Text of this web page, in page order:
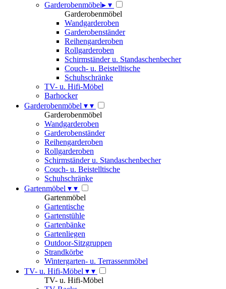
Garderobenmöbel▸ ▾
Garderobenmöbel
Wandgarderoben
Garderobenständer
Reihengarderoben
Rollgarderoben
Schirmständer u. Standaschenbecher
Couch- u. Beistelltische
Schuhschränke
TV- u. Hifi-Möbel
Barhocker
Garderobenmöbel ▾ ▾
Garderobenmöbel
Wandgarderoben
Garderobenständer
Reihengarderoben
Rollgarderoben
Schirmständer u. Standaschenbecher
Couch- u. Beistelltische
Schuhschränke
Gartenmöbel ▾ ▾
Gartenmöbel
Gartentische
Gartenstühle
Gartenbänke
Gartenliegen
Outdoor-Sitzgruppen
Strandkörbe
Wintergarten- u. Terrassenmöbel
TV- u. Hifi-Möbel ▾ ▾
TV- u. Hifi-Möbel